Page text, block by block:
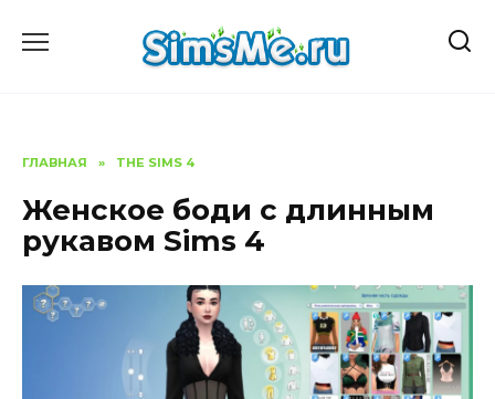
ГЛАВНАЯ » THE SIMS 4
Женское боди с длинным
рукавом Sims 4